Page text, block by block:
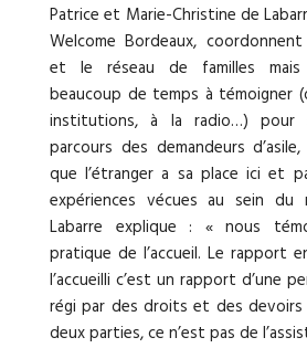
Patrice et Marie-Christine de
Welcome Bordeaux,
et le réseau de familles mais
beaucoup de temps à témoigner
institutions, à la radio…) pour
parcours des demandeurs
que l’étranger a sa place ici et
expériences vécues au sein du
Labarre explique : « nous
pratique de l’accueil. Le rapport
l’accueilli c’est un rapport d’une
régi par des droits et des
deux parties, ce n’est pas de